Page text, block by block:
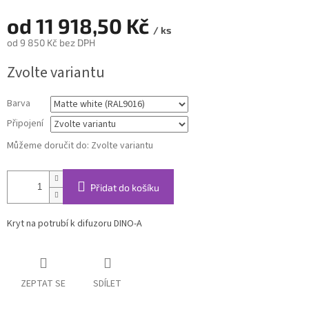
od 11 918,50 Kč / ks
od 9 850 Kč bez DPH
cena:
Zvolte variantu
Barva
Připojení
Můžeme doručit do: Zvolte variantu
Přidat do košíku
Kryt na potrubí k difuzoru DINO-A
ZEPTAT SE SDÍLET